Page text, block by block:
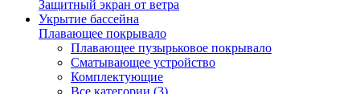
Защитный экран от ветра
Укрытие бассейна
Плавающее покрывало
Плавающее пузырьковое покрывало
Сматывающее устройство
Комплектующие
Все категории (3)